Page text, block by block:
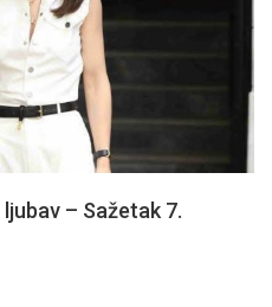
– Sažetak 7.